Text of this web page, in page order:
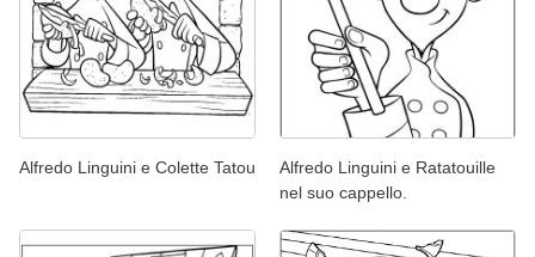
Alfredo Linguini e Colette Tatou
Alfredo Linguini e Ratatouille
nel suo cappello.